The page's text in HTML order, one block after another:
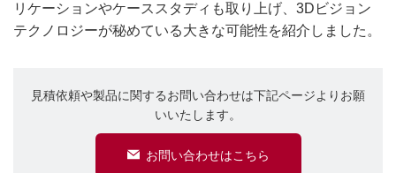
リケーションやケーススタディも取り上げ、3Dビジョン
テクノロジーが秘めている大きな可能性を紹介しました。
見積依頼や製品に関するお問い合わせは下記ページよりお願
いいたします。
お問い合わせはこちら